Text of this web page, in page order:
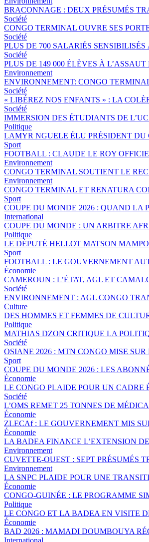
BRACONNAGE : DEUX PRÉSUMÉS
Société
CONGO TERMINAL OUVRE SES
Société
PLUS DE 700 SALARIÉS
Société
PLUS DE 149 000 ÉLÈVES À
Environnement
ENVIRONNEMENT: CONGO
Société
« LIBÉREZ NOS ENFANTS » : LA
Société
IMMERSION DES ÉTUDIANTS DE
Politique
LAMYR NGUELE ÉLU PRÉSIDENT DU
Sport
FOOTBALL : CLAUDE LE ROY
Environnement
CONGO TERMINAL SOUTIENT LE
Environnement
CONGO TERMINAL ET RENATURA
Sport
COUPE DU MONDE 2026 : QUAND LA
International
COUPE DU MONDE : UN ARBITRE
Politique
LE DÉPUTÉ HELLOT MATSON
Sport
FOOTBALL : LE GOUVERNEMENT
Économie
CAMEROUN : L’ÉTAT, AGL ET
Société
ENVIRONNEMENT : AGL CONGO
Culture
DES HOMMES ET FEMMES DE
Politique
MATHIAS DZON CRITIQUE LA
Société
OSIANE 2026 : MTN CONGO MISE
Sport
COUPE DU MONDE 2026 : LES
Économie
LE CONGO PLAIDE POUR UN
Société
L’OMS REMET 25 TONNES DE
Économie
ZLECAf : LE GOUVERNEMENT MIS
Économie
LA BADEA FINANCE L’EXTENSION
Environnement
CUVETTE-OUEST : SEPT PRÉSUMÉS
Environnement
LA SNPC PLAIDE POUR UNE
Économie
CONGO-GUINÉE : LE PROGRAMME
Politique
LE CONGO ET LA BADEA EN VISITE
Économie
BAD 2026 : MAMADI DOUMBOUYA
International